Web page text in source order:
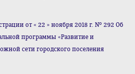
от « 22 » ноября 2018 г. № 292 Об
программы «Развитие и
сети городского поселения